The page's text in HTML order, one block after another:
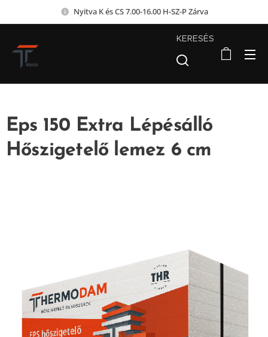
Nyitva K és CS 7.00-16.00 H-SZ-P Zárva
KERESÉS
Eps 150 Extra Lépésálló
Hőszigetelő lemez 6 cm